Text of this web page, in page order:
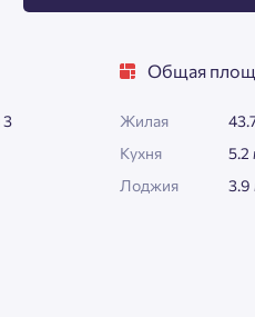
3
Общая
Жилая
Кухня
5.2
Лоджия
3.9